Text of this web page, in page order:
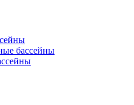
бассейны